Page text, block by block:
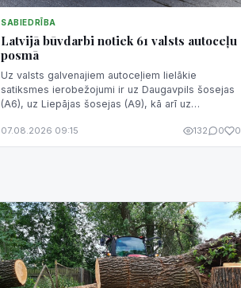
SABIEDRĪBA
Latvijā būvdarbi notiek 61 valsts autoceļu
posmā
Uz valsts galvenajiem autoceļiem lielākie
satiksmes ierobežojumi ir uz Daugavpils šosejas
(A6), uz Liepājas šosejas (A9), kā arī uz
07.08.2026 09:15 132 0 0